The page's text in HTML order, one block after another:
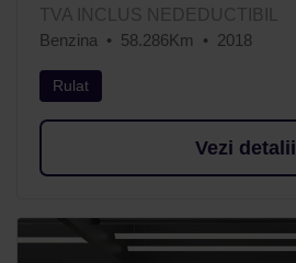
TVA INCLUS NEDEDUCTIBIL
Benzina
58.286Km 2018
Rulat
Vezi detalii